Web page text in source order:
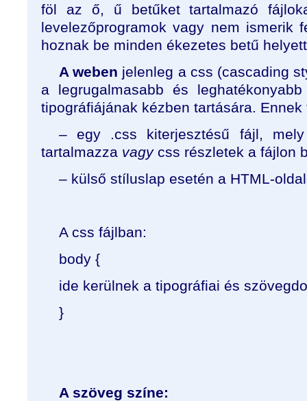
föl az ő, ű betűket tartalmazó
levelezőprogramok vagy nem ismerik
hoznak be minden ékezetes betű
A weben jelenleg a css (cascading
a legrugalmasabb és
tipográfiájának kézben tartására. Ennek
– egy .css kiterjesztésű fájl, mely
tartalmazza vagycss részletek a fájlon
– külső stíluslap esetén a HTML-
A css fájlban:
body {
ide kerülnek a tipográfiai és
}
A szöveg színe: